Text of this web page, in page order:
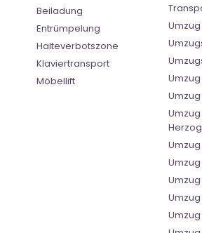
Beiladung
Entrümpelung
Halteverbotszone
Klaviertransport
Möbellift